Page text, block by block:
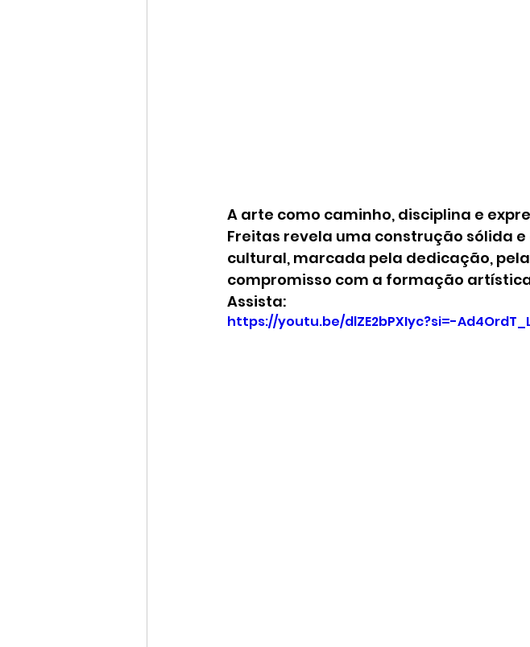
A arte como caminho, disciplina e
Freitas revela uma construção sólida
cultural, marcada pela dedicação,
compromisso com a formação
Assista:
https://youtu.be/dlZE2bPXIyc?si=-